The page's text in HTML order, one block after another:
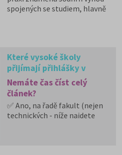
spojených se studiem, hlavně
Které vysoké školy
přijímají přihlášky v
dalších měsících: 2. kola
Nemáte čas číst celý
článek?
✅ Ano, na řadě fakult (nejen
technických - níže najdete